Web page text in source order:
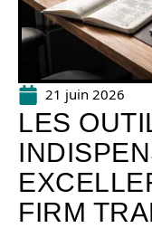
21 juin 2026
LES
FIRM